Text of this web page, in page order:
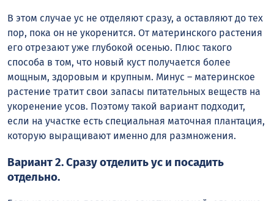
В этом случае ус не отделяют сразу, а оставляют до тех
пор, пока он не укоренится. От материнского растения
его отрезают уже глубокой осенью. Плюс такого
способа в том, что новый куст получается более
мощным, здоровым и крупным. Минус – материнское
растение тратит свои запасы питательных веществ на
укоренение усов. Поэтому такой вариант подходит,
если на участке есть специальная маточная плантация,
которую выращивают именно для размножения.
Вариант 2. Сразу отделить ус и посадить
отдельно.